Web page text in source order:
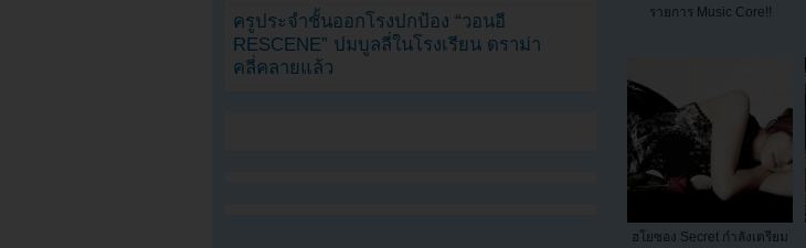
รายการ Music Core!!
ฮโยซอง Secret กำลังเตรียม
ครูประจำชั้นออกโรงปกป้อง “วอนอี
RESCENE” ปมบูลลี่ในโรงเรียน ดราม่า
คลี่คลายแล้ว